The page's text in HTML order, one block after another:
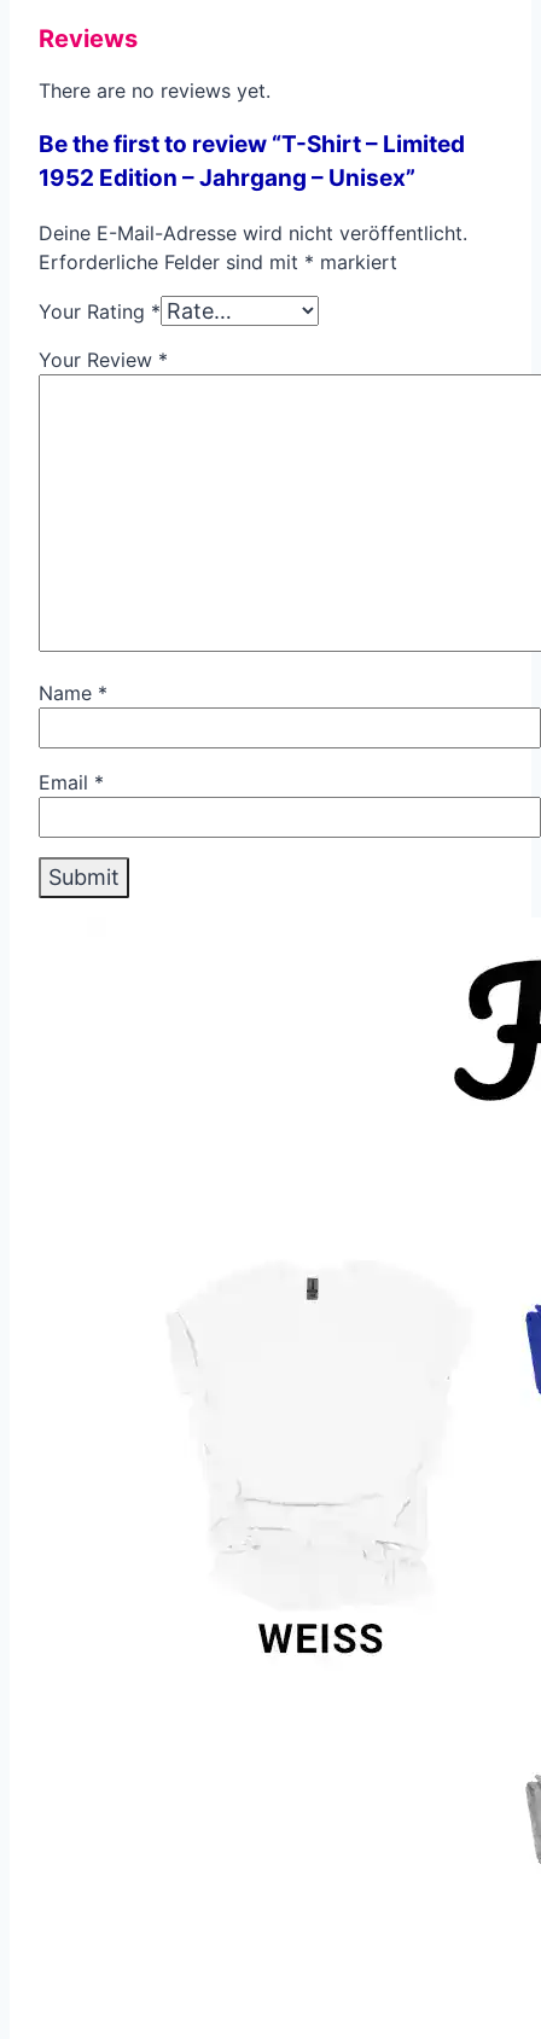
Reviews
There are no reviews yet.
Be the first to review “T-Shirt – Limited
1952 Edition – Jahrgang – Unisex”
Deine E-Mail-Adresse wird nicht veröffentlicht.
Erforderliche Felder sind mit * markiert
Your Rating *
Your Review *
Name *
Email *